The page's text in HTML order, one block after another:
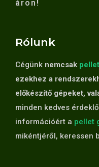
áron!
Rólunk
Cégünk nemcsak
ezekhez a
előkészítő gépeket,
minden kedves
információért a pellet
mikéntjéről, keressen